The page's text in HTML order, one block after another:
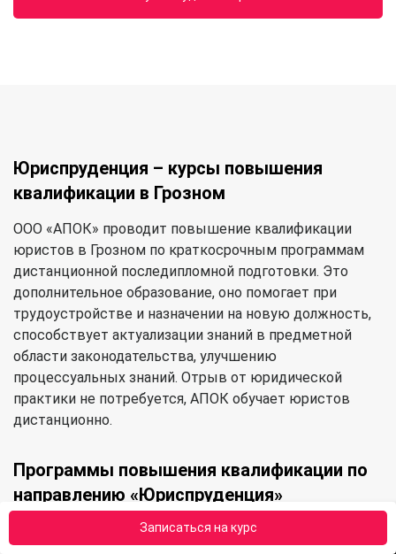
Записаться на курс
Юриспруденция – курсы повышения
квалификации в Грозном
ООО «АПОК» проводит повышение квалификации
юристов в Грозном по краткосрочным программам
дистанционной последипломной подготовки. Это
дополнительное образование, оно помогает при
трудоустройстве и назначении на новую должность,
способствует актуализации знаний в предметной
области законодательства, улучшению
процессуальных знаний. Отрыв от юридической
практики не потребуется, АПОК обучает юристов
дистанционно.
Программы повышения квалификации по
направлению «Юриспруденция»
Дистанционные программы повышение